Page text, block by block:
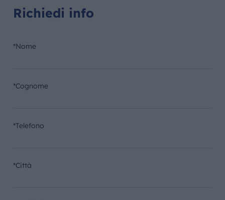
Richiedi info
*Nome
*Cognome
*Telefono
*Città